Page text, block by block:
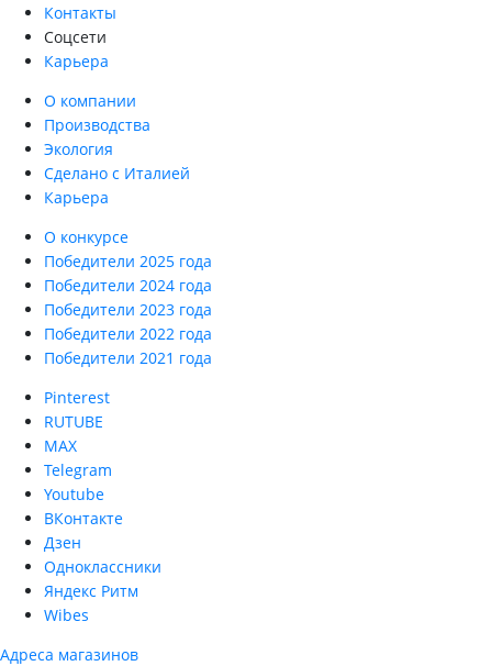
Контакты
Соцсети
Карьера
О компании
Производства
Экология
Сделано с Италией
Карьера
О конкурсе
Победители 2025 года
Победители 2024 года
Победители 2023 года
Победители 2022 года
Победители 2021 года
Pinterest
RUTUBE
MAX
Telegram
Youtube
ВКонтакте
Дзен
Одноклассники
Яндекс Ритм
Wibes
Адреса магазинов